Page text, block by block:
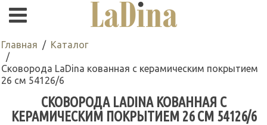
Главная Каталог
Сковорода LaDina кованная с керамическим покрытием
26 см 54126/6
СКОВОРОДА LADINA КОВАННАЯ С
КЕРАМИЧЕСКИМ ПОКРЫТИЕМ 26 СМ 54126/6